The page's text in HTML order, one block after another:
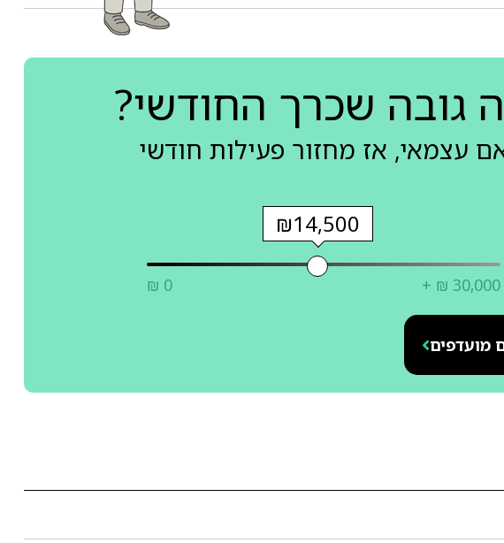
גובה שכרך החודשי?
עצמאי, אז מחזור פעילות חודשי
₪14,500
₪ 0 + ₪ 30,000
מועדפים